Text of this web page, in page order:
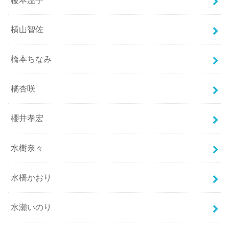
横山智佐
橋本ちなみ
橘杏咲
櫻井孝宏
水樹奈々
水橋かおり
水瀬いのり